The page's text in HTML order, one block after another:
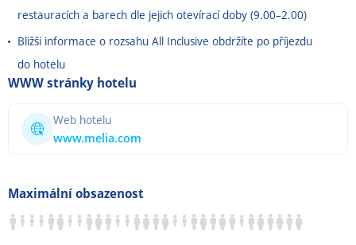
restauracích a barech dle jejich otevírací doby (9.00⁠–⁠2.00)
Bližší informace o rozsahu All Inclusive obdržíte po příjezdu
do hotelu
WWW stránky hotelu
Web hotelu
www.melia.com
Maximální obsazenost